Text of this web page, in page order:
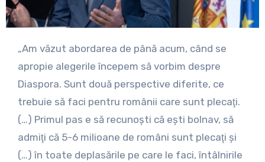
„Am văzut abordarea de până acum, când se
apropie alegerile începem să vorbim despre
Diaspora. Sunt două perspective diferite, ce
trebuie să faci pentru românii care sunt plecaţi.
(…) Primul pas e să recunoşti că eşti bolnav, să
admiţi că 5-6 milioane de români sunt plecaţi şi
(…) în toate deplasările pe care le faci, întâlnirile